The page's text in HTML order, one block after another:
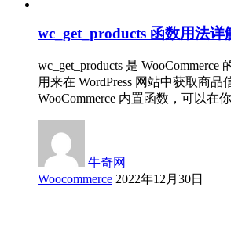
wc_get_products 函数用法详
wc_get_products 是 WooCommerce
用来在 WordPress 网站中获取商品
WooCommerce 内置函数，可以在
牛奇网
Woocommerce 2022年12月30日